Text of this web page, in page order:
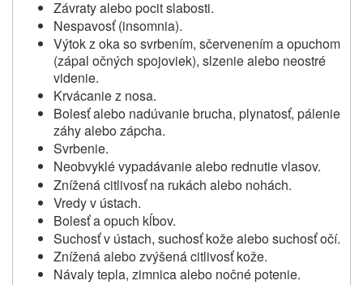
Závraty alebo pocit slabosti.
Nespavosť (insomnia).
Výtok z oka so svrbením, sčervenením a opuchom
(zápal očných spojoviek), slzenie alebo neostré
videnie.
Krvácanie z nosa.
Bolesť alebo nadúvanie brucha, plynatosť, pálenie
záhy alebo zápcha.
Svrbenie.
Neobvyklé vypadávanie alebo rednutie vlasov.
Znížená citlivosť na rukách alebo nohách.
Vredy v ústach.
Bolesť a opuch kĺbov.
Suchosť v ústach, suchosť kože alebo suchosť očí.
Znížená alebo zvýšená citlivosť kože.
Návaly tepla, zimnica alebo nočné potenie.